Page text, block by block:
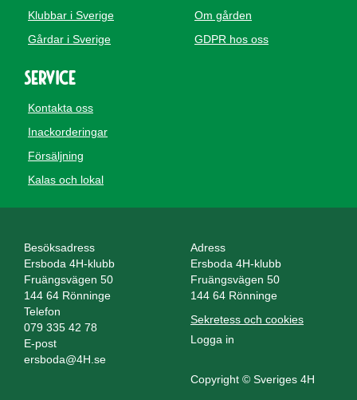
Klubbar i Sverige
Gårdar i Sverige
Om gården
GDPR hos oss
Service
Kontakta oss
Inackorderingar
Försäljning
Kalas och lokal
Besöksadress
Ersboda 4H-klubb
Fruängsvägen 50
144 64 Rönninge
Adress
Ersboda 4H-klubb
Fruängsvägen 50
144 64 Rönninge
Telefon
079 335 42 78
E-post
ersboda@4H.se
Sekretess och cookies
Logga in
Copyright © Sveriges 4H